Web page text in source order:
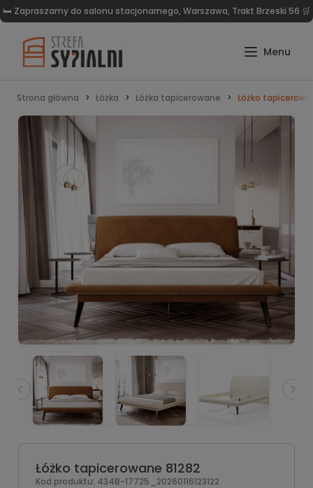
🛏️ Zapraszamy do salonu stacjonarnego, Warszawa, Trakt Brzeski 56 🛒
Strona główna Łóżka Łóżka tapicerowane Łóżko
Łóżko tapicerowane 81282
Kod produktu: 434B-17725_20260116123122